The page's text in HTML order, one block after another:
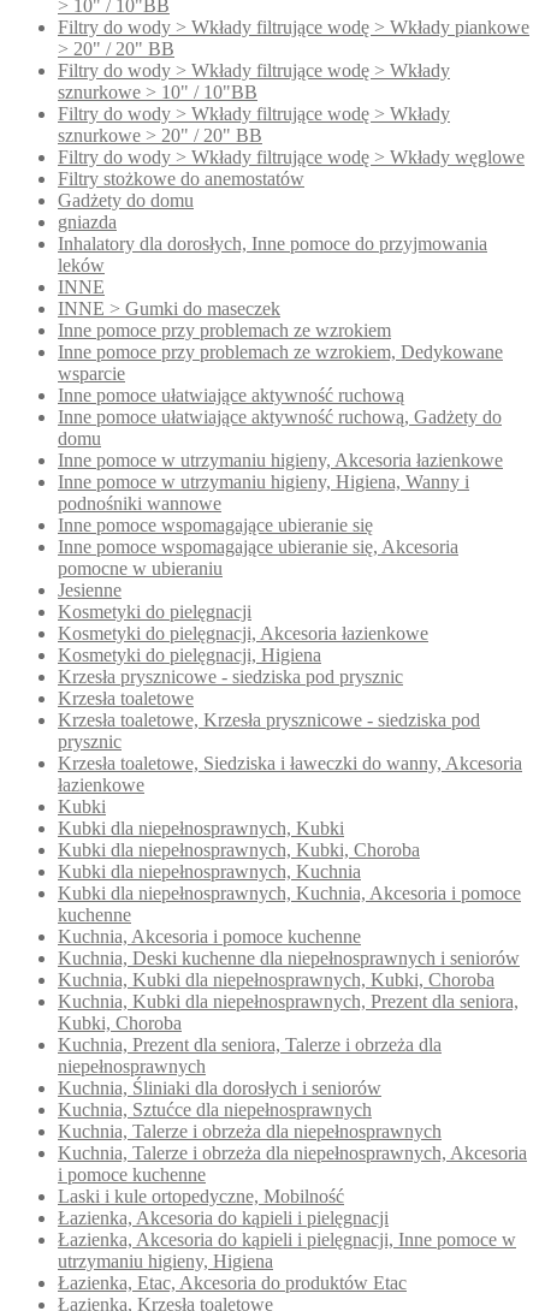
> 10" / 10"BB
Filtry do wody > Wkłady filtrujące wodę > Wkłady piankowe
> 20" / 20" BB
Filtry do wody > Wkłady filtrujące wodę > Wkłady
sznurkowe > 10" / 10"BB
Filtry do wody > Wkłady filtrujące wodę > Wkłady
sznurkowe > 20" / 20" BB
Filtry do wody > Wkłady filtrujące wodę > Wkłady węglowe
Filtry stożkowe do anemostatów
Gadżety do domu
gniazda
Inhalatory dla dorosłych, Inne pomoce do przyjmowania
leków
INNE
INNE > Gumki do maseczek
Inne pomoce przy problemach ze wzrokiem
Inne pomoce przy problemach ze wzrokiem, Dedykowane
wsparcie
Inne pomoce ułatwiające aktywność ruchową
Inne pomoce ułatwiające aktywność ruchową, Gadżety do
domu
Inne pomoce w utrzymaniu higieny, Akcesoria łazienkowe
Inne pomoce w utrzymaniu higieny, Higiena, Wanny i
podnośniki wannowe
Inne pomoce wspomagające ubieranie się
Inne pomoce wspomagające ubieranie się, Akcesoria
pomocne w ubieraniu
Jesienne
Kosmetyki do pielęgnacji
Kosmetyki do pielęgnacji, Akcesoria łazienkowe
Kosmetyki do pielęgnacji, Higiena
Krzesła prysznicowe - siedziska pod prysznic
Krzesła toaletowe
Krzesła toaletowe, Krzesła prysznicowe - siedziska pod
prysznic
Krzesła toaletowe, Siedziska i ławeczki do wanny, Akcesoria
łazienkowe
Kubki
Kubki dla niepełnosprawnych, Kubki
Kubki dla niepełnosprawnych, Kubki, Choroba
Kubki dla niepełnosprawnych, Kuchnia
Kubki dla niepełnosprawnych, Kuchnia, Akcesoria i pomoce
kuchenne
Kuchnia, Akcesoria i pomoce kuchenne
Kuchnia, Deski kuchenne dla niepełnosprawnych i seniorów
Kuchnia, Kubki dla niepełnosprawnych, Kubki, Choroba
Kuchnia, Kubki dla niepełnosprawnych, Prezent dla seniora,
Kubki, Choroba
Kuchnia, Prezent dla seniora, Talerze i obrzeża dla
niepełnosprawnych
Kuchnia, Śliniaki dla dorosłych i seniorów
Kuchnia, Sztućce dla niepełnosprawnych
Kuchnia, Talerze i obrzeża dla niepełnosprawnych
Kuchnia, Talerze i obrzeża dla niepełnosprawnych, Akcesoria
i pomoce kuchenne
Laski i kule ortopedyczne, Mobilność
Łazienka, Akcesoria do kąpieli i pielęgnacji
Łazienka, Akcesoria do kąpieli i pielęgnacji, Inne pomoce w
utrzymaniu higieny, Higiena
Łazienka, Etac, Akcesoria do produktów Etac
Łazienka, Krzesła toaletowe